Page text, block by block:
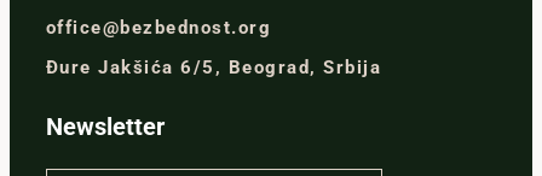
office@bezbednost.org
Đure Jakšića 6/5, Beograd, Srbija
Newsletter